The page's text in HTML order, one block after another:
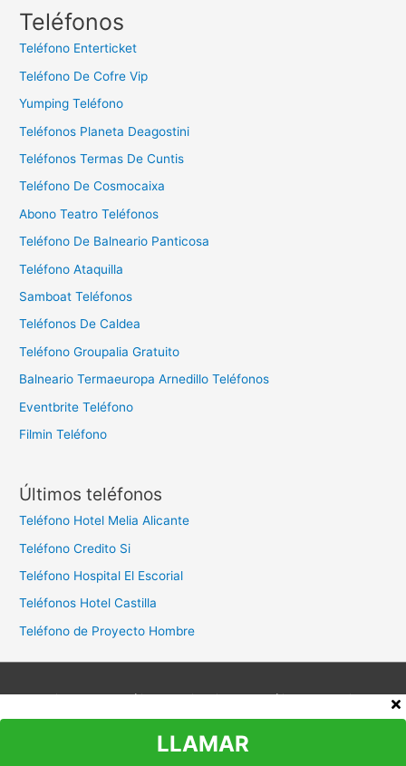
c
:
Teléfonos
Teléfono Enterticket
Teléfono De Cofre Vip
Yumping Teléfono
Teléfonos Planeta Deagostini
Teléfonos Termas De Cuntis
Teléfono De Cosmocaixa
Abono Teatro Teléfonos
Teléfono De Balneario Panticosa
Teléfono Ataquilla
Samboat Teléfonos
Teléfonos De Caldea
Teléfono Groupalia Gratuito
Balneario Termaeuropa Arnedillo Teléfonos
Eventbrite Teléfono
Filmin Teléfono
Últimos teléfonos
Teléfono Hotel Melia Alicante
Teléfono Credito Si
Teléfono Hospital El Escorial
Teléfonos Hotel Castilla
Teléfono de Proyecto Hombre
Aviso legal Política de privacidad
Política de cookies
Contacto
Copyright © 2026Teléfono Atención al Cliente
LLAMAR